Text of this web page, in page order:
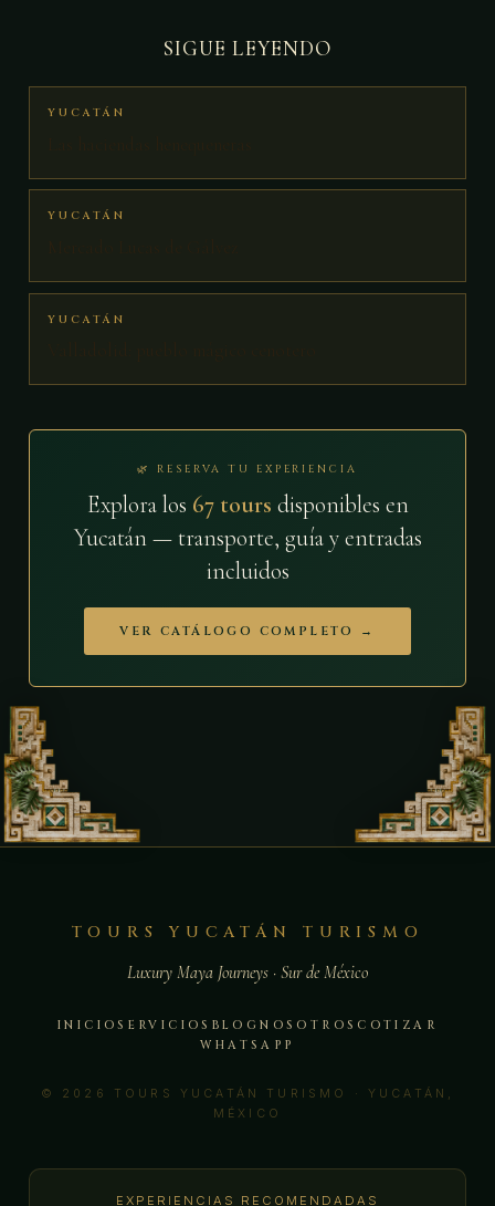
SIGUE LEYENDO
YUCATÁN
YUCATÁN
YUCATÁN
🌿 RESERVA TU EXPERIENCIA
Explora los 67 tours disponibles en
Yucatán — transporte, guía y entradas
incluidos
VER CATÁLOGO COMPLETO →
TOURS YUCATÁN TURISMO
Luxury Maya Journeys · Sur de México
INICIOSERVICIOS BLOGNOSOTROS COTIZAR
WHATSAPP
© 2026 TOURS YUCATÁN TURISMO · YUCATÁN,
MÉXICO
EXPERIENCIAS RECOMENDADAS